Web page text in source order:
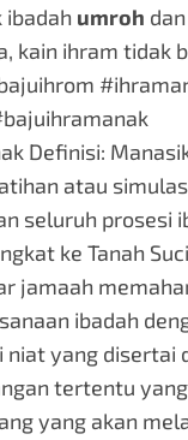
ibadah umroh dan
kain ihram tidak
Definisi:
atau
seluruh prosesi
ke Tanah
jamaah
ibadah
niat yang disertai
tertentu
yang akan